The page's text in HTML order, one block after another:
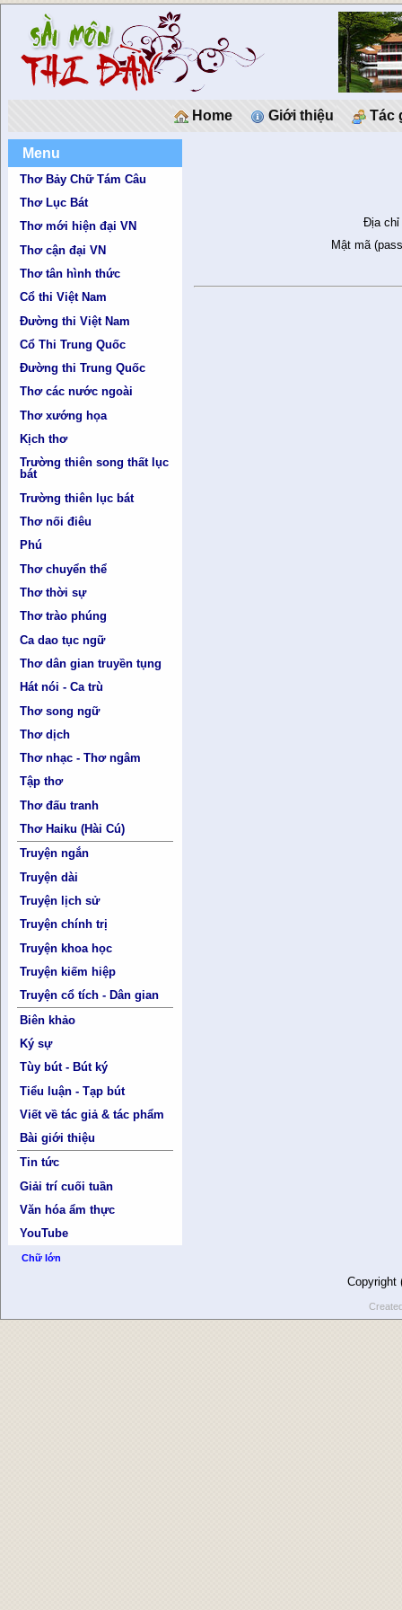
Home Giới thiệu Tác
Menu
Thơ Bảy Chữ Tám Câu
Thơ Lục Bát
Thơ mới hiện đại VN
Thơ cận đại VN
Thơ tân hình thức
Cổ thi Việt Nam
Đường thi Việt Nam
Cổ Thi Trung Quốc
Đường thi Trung Quốc
Thơ các nước ngoài
Thơ xướng họa
Kịch thơ
Trường thiên song thất lục
bát
Trường thiên lục bát
Thơ nối điêu
Phú
Thơ chuyển thể
Thơ thời sự
Thơ trào phúng
Ca dao tục ngữ
Thơ dân gian truyền tụng
Hát nói - Ca trù
Thơ song ngữ
Thơ dịch
Thơ nhạc - Thơ ngâm
Tập thơ
Thơ đấu tranh
Thơ Haiku (Hài Cú)
Truyện ngắn
Truyện dài
Truyện lịch sử
Truyện chính trị
Truyện khoa học
Truyện kiếm hiệp
Truyện cổ tích - Dân gian
Biên khảo
Ký sự
Tùy bút - Bút ký
Tiểu luận - Tạp bút
Viết về tác giả & tác phẩm
Bài giới thiệu
Tin tức
Giải trí cuối tuần
Văn hóa ẩm thực
YouTube
Chữ lớn
Địa chỉ
Mật mã
Copyright